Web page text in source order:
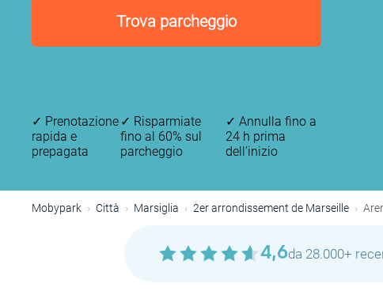
Trova parcheggio
✓ Prenotazione
rapida e
prepagata
✓ Risparmiate
fino al 60% sul
parcheggio
✓ Annulla fino a
24 h prima
dell’inizio
Mobypark Città Marsiglia 2er arrondissement de Marseille
4,6da 28.000+